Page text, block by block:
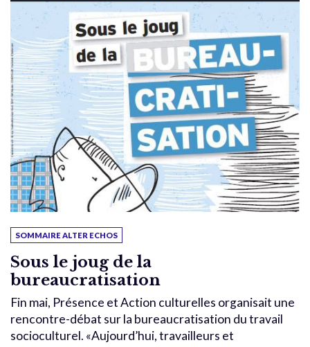
SOMMAIRE ALTER ECHOS
Sous le joug de la
bureaucratisation
Fin mai, Présence et Action culturelles organisait une
rencontre-débat sur la bureaucratisation du travail
socioculturel. «Aujourd’hui, travailleurs et